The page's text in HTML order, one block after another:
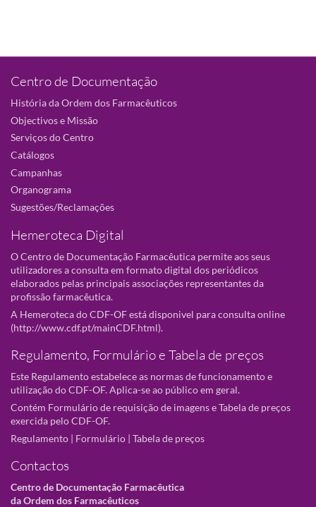
Centro de Documentação
História da Ordem dos Farmacêuticos
Objectivos e Missão
Serviços do Centro
Catálogos
Campanhas
Organograma
Sugestões/Reclamações
Hemeroteca Digital
O Centro de Documentação Farmacêutica permite aos seus
utilizadores a consulta em formato digital dos periódicos
elaborados pelas principais associações representantes da
profissão farmacêutica.
A Hemeroteca do CDF-OF está disponivel para consulta online
(http://www.cdf.pt/mainCDF.html).
Regulamento, Formulário e Tabela de preços
Este Regulamento estabelece as normas de funcionamento e
utilização do CDF-OF. Aplica-se ao público em geral.
Contém Formulário de requisição de imagens e Tabela de preços
exercida pelo CDF-OF.
Regulamento | Formulário | Tabela de preços
Contactos
Centro de Documentação Farmacêutica
da Ordem dos Farmacêuticos